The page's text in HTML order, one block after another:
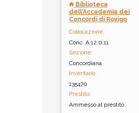
Biblioteca
dell'Accademia dei
Concordi di Rovigo
Collocazione:
Conc. A.12.0.11
Sezione:
Concordiana
Inventario:
135470
Prestito:
Ammesso al prestito